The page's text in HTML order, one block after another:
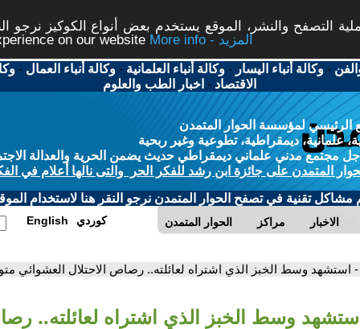
التصفح والنشر، الموقع يستخدم بعض أنواع الكوكيز نرجو
on our website
More info - المزيد
-وكالة أنباء اليسار -وكالة أنباء العلمانية -وكالة أنباء العمال -
الاقتصاد - اخبار الطب والعلوم
الرئيسي لمؤسسة الحوار المتمدن
علمانية، ديمقراطية، تطوعية وغير ربحية
مجتمع مدني علماني ديمقراطي حديث يضمن الحرية والعدالة
المتمدن على جائزة ابن رشد للفكر الحر والتى نالها أعلام في
مشاكل تقنية في تصفح الحوار المتمدن نرجو النقر هنا لاستخدام
الحوار المتمدن مراكز الاخبار English كوردي
- استشهد وسط الخبز الذي اشتراه لعائلته.. رصاص الاحتلال العشوائي
وسط الخبز الذي اشتراه لعائلته..